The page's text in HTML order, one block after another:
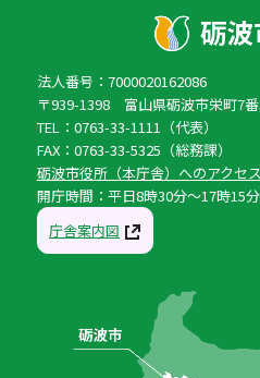
法人番号：7000020162086
〒939-1398 富山県砺波市栄町7
TEL：0763-33-1111（代表）
FAX：0763-33-5325（総務課）
砺波市役所（本庁舎）へのアクセス
開庁時間：平日8時30分〜17時15
庁舎案内図